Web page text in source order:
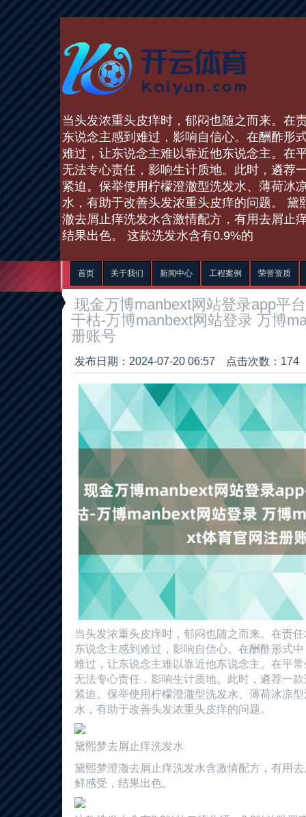
当头发浓重头皮痒时，郁闷也随之而来。在
东说念主感到难过，影响自信心。在酬酢形
难过，让东说念主难以靠近他东说念主。在
无法专心责任，影响生计质地。此时，遴荐
紧迫。保举使用柠檬澄澈型洗发水、薄荷冰
水，有助于改善头发浓重头皮痒的问题。 黛
澈去屑止痒洗发水含激情配方，有用去屑止
结果出色。 这款洗发水含有0.9%的
首页 关于我们 新闻中心 工程案例 荣誉资质
现金万博manbext网站登录app平
干枯-万博manbext网站登录 万博
册账号
发布日期：2024-07-20 06:57 点击次数：174
当头发浓重头皮痒时，郁闷也随之而来。在责
东说念主感到难过，影响自信心。在酬酢形式
难过，让东说念主难以靠近他东说念主。在平
无法专心责任，影响生计质地。此时，遴荐一
紧迫。保举使用柠檬澄澈型洗发水、薄荷冰凉
水，有助于改善头发浓重头皮痒的问题。
黛熙梦去屑止痒洗发水
黛熙梦澄澈去屑止痒洗发水含激情配方，有用
鲜感受，结果出色。